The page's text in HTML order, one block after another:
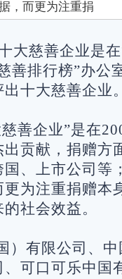
，而更为注重捐
大慈善企业是
善排行榜”办
十大慈善企业。
善企业”是在
出贡献，捐赠方
国、上市公司等
更为注重捐赠本
社会效益。
）有限公司、
、可口可乐中国